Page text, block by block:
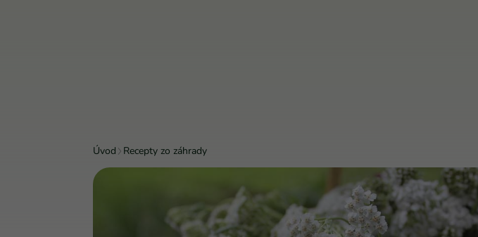
Úvod Recepty zo záhrady